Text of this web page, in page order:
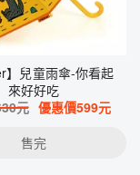
】兒童雨傘-你看起
來好好吃
元 優惠價599元
售完